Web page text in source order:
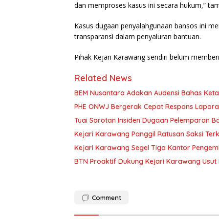
dan memproses kasus ini secara hukum,”
Kasus dugaan penyalahgunaan bansos ini
transparansi dalam penyaluran bantuan.
Pihak Kejari Karawang sendiri belum
Related News
BEM Nusantara Adakan Audensi Bahas
PHE ONWJ Bergerak Cepat Respons
Tuai Sorotan Insiden Dugaan Pelemparan
Kejari Karawang Panggil Ratusan Saksi
Kejari Karawang Segel Tiga Kantor
BTN Proaktif Dukung Kejari Karawang
Comment